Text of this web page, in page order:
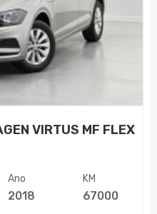
VIRTUS MF FLEX
Ano
2018
KM
67000